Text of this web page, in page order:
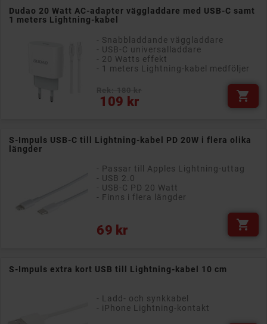
Dudao 20 Watt AC-adapter väggladdare med USB-C samt
1 meters Lightning-kabel
- Snabbladdande väggladdare
- USB-C universalladdare
- 20 Watts effekt
- 1 meters Lightning-kabel medföljer
109 kr
Pris 
S-Impuls USB-C till Lightning-kabel PD 20W i flera olika
längder
- Passar till Apples Lightning-uttag
- USB 2.0
- USB-C PD 20 Watt
- Finns i flera längder
69 kr
Pris 
S-Impuls extra kort USB till Lightning-kabel 10 cm
- Ladd- och synkkabel
- iPhone Lightning-kontakt